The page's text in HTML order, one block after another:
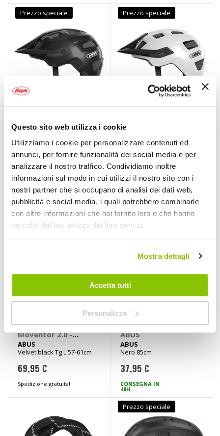
Questo sito web utilizza i cookie
Utilizziamo i cookie per personalizzare contenuti ed
annunci, per fornire funzionalità dei social media e per
analizzare il nostro traffico. Condividiamo inoltre
informazioni sul modo in cui utilizzi il nostro sito con i
nostri partner che si occupano di analisi dei dati web,
pubblicità e social media, i quali potrebbero combinarle
con altre informazioni che hai fornito loro o che hanno
raccolto dal tuo utilizzo dei loro servizi.
Mostra dettagli
Accetta tutti
Personalizza
Prezzo speciale
Casco bici MTB
MoTrip
ABUS
A partire da
39,95 €
Prezzo speciale
Casco bici MTB
MoTrip
ABUS
A partire da
39,95 €
Prezzo speciale
Casco bici MTB
Moventor 2.0 -
ABUS
ABUS
Velvet black Tg L 57-61cm
69,95 €
Spedizione gratuita!
Catena 6806K -
ABUS
ABUS
Nero 85cm
37,95 €
CONSEGNA IN
48H
Prezzo speciale